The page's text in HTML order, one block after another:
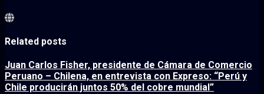
Related posts
Juan Carlos Fisher, presidente de Cámara de Comercio
Peruano – Chilena, en entrevista con Expreso: “Perú y
Chile producirán juntos 50% del cobre mundial”